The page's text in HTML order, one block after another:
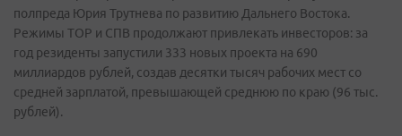
полпреда Юрия Трутнева по развитию Дальнего Востока.
Режимы ТОР и СПВ продолжают привлекать инвесторов: за
год резиденты запустили 333 новых проекта на 690
миллиардов рублей, создав десятки тысяч рабочих мест со
средней зарплатой, превышающей среднюю по краю (96 тыс.
рублей).